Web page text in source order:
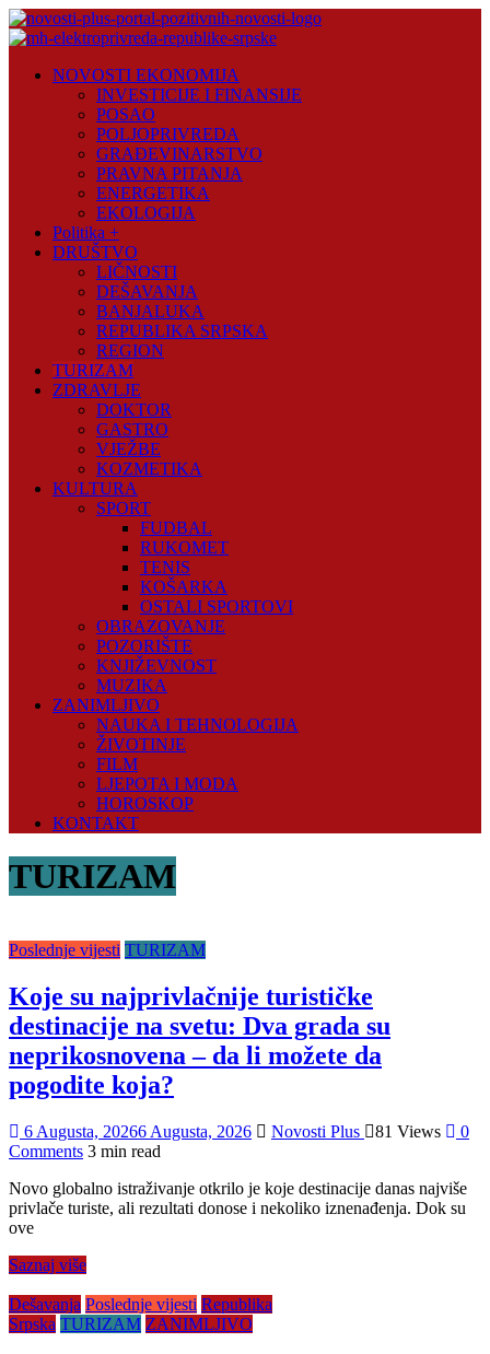
Skip
to
Plus
NOVOSTI EKONOMIJA
INVESTICIJE I FINANSIJE
POSAO
POLJOPRIVREDA
GRAĐEVINARSTVO
PRAVNA PITANJA
ENERGETIKA
EKOLOGIJA
Politika +
DRUŠTVO
LIČNOSTI
DEŠAVANJA
BANJALUKA
REPUBLIKA SRPSKA
REGION
TURIZAM
ZDRAVLJE
DOKTOR
GASTRO
VJEŽBE
KOZMETIKA
KULTURA
SPORT
FUDBAL
RUKOMET
TENIS
KOŠARKA
OSTALI SPORTOVI
OBRAZOVANJE
POZORIŠTE
KNJIŽEVNOST
MUZIKA
ZANIMLJIVO
NAUKA I TEHNOLOGIJA
ŽIVOTINJE
FILM
LJEPOTA I MODA
HOROSKOP
KONTAKT
TURIZAM
Poslednje vijesti TURIZAM
Koje su najprivlačnije turističke
destinacije na svetu: Dva grada su
neprikosnovena – da li možete da
pogodite koja?
6 Augusta, 20266 Augusta, 2026 Novosti Plus 81 Views
0
Comments 3 min read
Novo globalno istraživanje otkrilo je koje destinacije danas najviše
privlače turiste, ali rezultati donose i nekoliko iznenađenja. Dok su
ove
Saznaj više
Dešavanja Poslednje vijesti Republika
Srpska TURIZAM ZANIMLJIVO